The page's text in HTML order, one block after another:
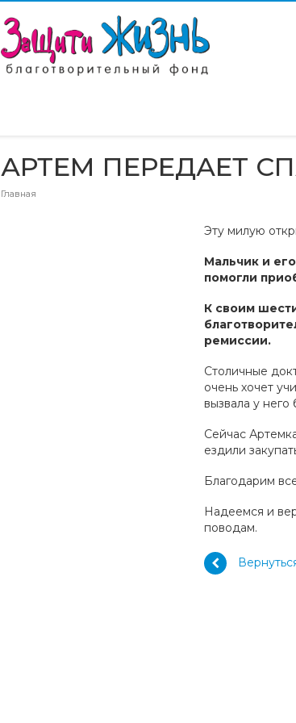
АРТЕМ ПЕРЕДАЕТ
Главная
Эту милую
Мальчик и
помогли
К своим
ремиссии.
Столичные
очень хочет
вызвала у него
Сейчас
ездили
Благодарим
Надеемся и
поводам.